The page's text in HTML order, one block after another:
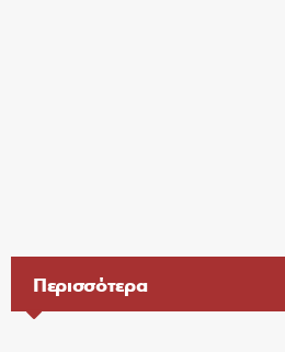
Περισσότερα